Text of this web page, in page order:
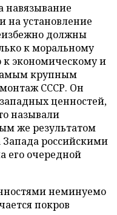
навязывание
на установление
должны
к моральному
к экономическому и
крупным
СССР. Он
ценностей,
называли
же результатом
Запада российскими
его очередной
неминуемо
покров